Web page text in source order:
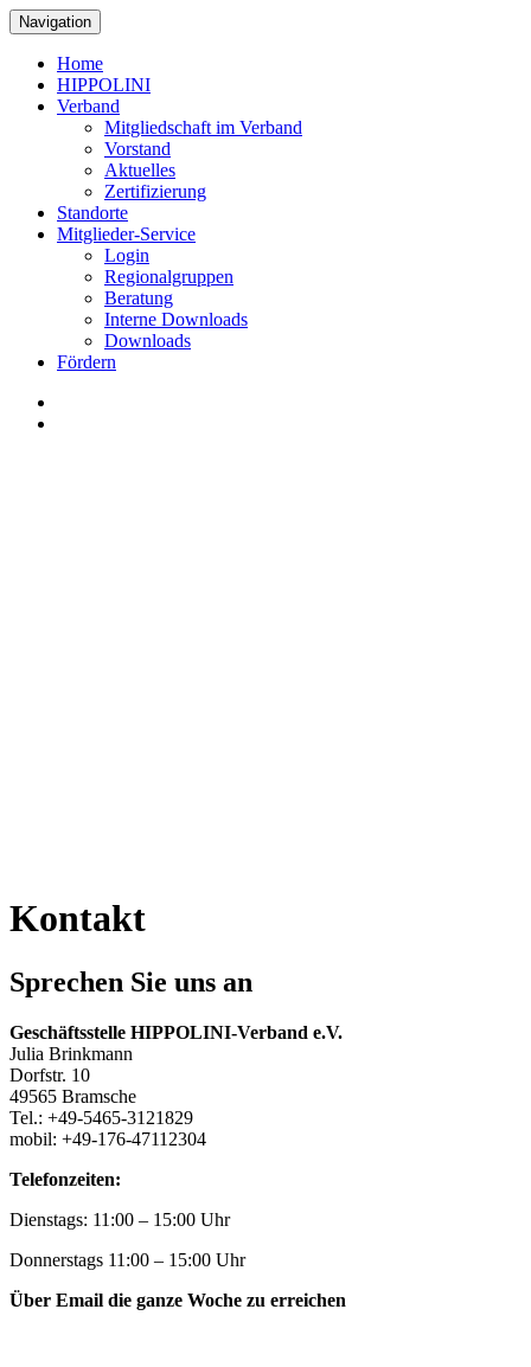
Navigation
Home
HIPPOLINI
Verband
Mitgliedschaft im Verband
Vorstand
Aktuelles
Zertifizierung
Standorte
Mitglieder-Service
Login
Regionalgruppen
Beratung
Interne Downloads
Downloads
Fördern
Kontakt
Sprechen Sie uns an
Geschäftsstelle HIPPOLINI-Verband e.V.
Julia Brinkmann
Dorfstr. 10
49565 Bramsche
Tel.: +49-5465-3121829
mobil: +49-176-47112304
Telefonzeiten:
Dienstags: 11:00 – 15:00 Uhr
Donnerstags 11:00 – 15:00 Uhr
Über Email die ganze Woche zu erreichen